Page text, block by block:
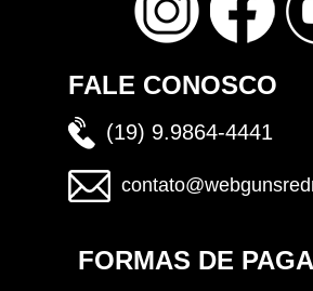
FALE CONOSCO
(19) 9.9864-4441
FORMAS DE